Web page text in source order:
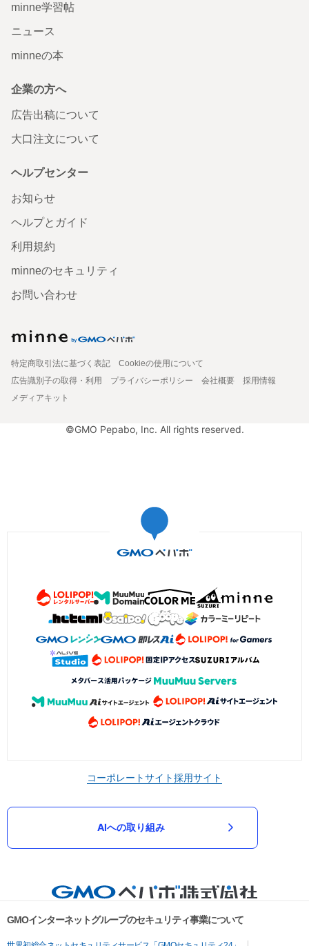
minne学習帖
ニュース
minneの本
企業の方へ
広告出稿について
大口注文について
ヘルプセンター
お知らせ
ヘルプとガイド
利用規約
minneのセキュリティ
お問い合わせ
特定商取引法に基づく表記
Cookieの使用について
広告識別子の取得・利用
プライバシーポリシー 会社概要
採用情報
メディアキット
©GMO Pepabo, Inc. All rights reserved.
コーポレートサイト採用サイト
AIへの取り組み
GMOインターネットグループのセキュリティ事業について